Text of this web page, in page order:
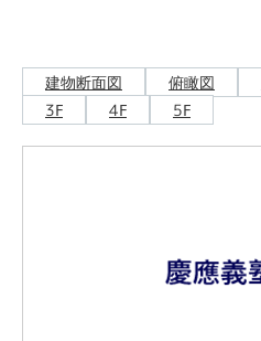
建物断面図 俯瞰図
3F
4F 5F